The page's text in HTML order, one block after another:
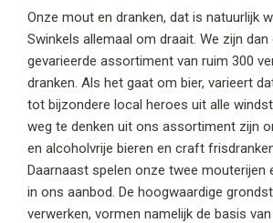
Onze mout en dranken, dat is natuurlijk
Swinkels allemaal om draait. We zijn
gevarieerde assortiment van ruim 300
dranken. Als het gaat om bier, varieert
tot bijzondere local heroes uit alle
weg te denken uit ons assortiment zijn
en alcoholvrije bieren en craft
Daarnaast spelen onze twee mouterijen
in ons aanbod. De hoogwaardige
verwerken, vormen namelijk de basis